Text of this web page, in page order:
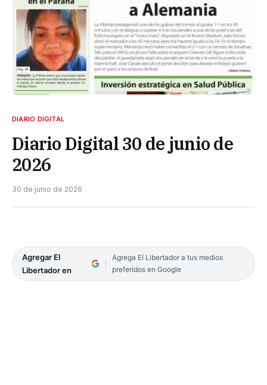
DIARIO DIGITAL
Diario Digital 30 de junio de
2026
30 de junio de 2026
Agregar El
Libertador en
Agrega El Libertador a tus medios
preferidos en Google